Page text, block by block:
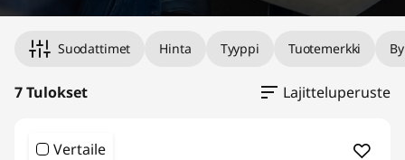
o
d
Suodattimet Hinta Tyyppi Tuotemerkki
7 Tulokset Lajitteluperuste
Vertaile